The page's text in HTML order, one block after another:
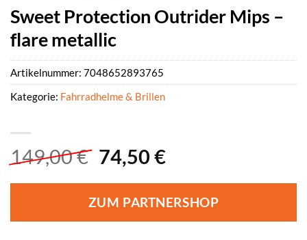
Sweet Protection Outrider Mips –
flare metallic
149,00€ Ursprünglicher
Preis
war:
149,00 €
74,50 €Aktueller
ist:
74,50 €.
ZUM PARTNERSHOP
Artikelnummer: 7048652893765
Kategorie: Fahrradhelme & Brillen